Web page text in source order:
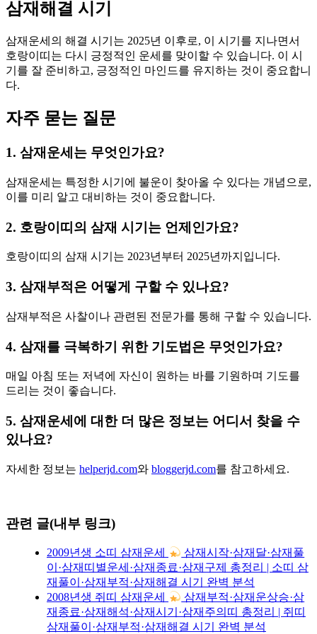
삼재해결 시기
삼재운세의 해결 시기는 2025년 이후로, 이 시기를 지나면서
호랑이띠는 다시 긍정적인 운세를 맞이할 수 있습니다. 이 시
기를 잘 준비하고, 긍정적인 마인드를 유지하는 것이 중요합니
다.
자주 묻는 질문
1. 삼재운세는 무엇인가요?
삼재운세는 특정한 시기에 불운이 찾아올 수 있다는 개념으로,
이를 미리 알고 대비하는 것이 중요합니다.
2. 호랑이띠의 삼재 시기는 언제인가요?
호랑이띠의 삼재 시기는 2023년부터 2025년까지입니다.
3. 삼재부적은 어떻게 구할 수 있나요?
삼재부적은 사찰이나 관련된 전문가를 통해 구할 수 있습니다.
4. 삼재를 극복하기 위한 기도법은 무엇인가요?
매일 아침 또는 저녁에 자신이 원하는 바를 기원하며 기도를
드리는 것이 좋습니다.
5. 삼재운세에 대한 더 많은 정보는 어디서 찾을 수
있나요?
자세한 정보는 helperjd.com와 bloggerjd.com를 참고하세요.
관련 글(내부 링크)
2009년생 소띠 삼재운세
삼재시작·삼재달·삼재풀
이·삼재띠별운세·삼재종료·삼재구제 총정리 | 소띠 삼
재풀이·삼재부적·삼재해결 시기 완벽 분석
2008년생 쥐띠 삼재운세
삼재부적·삼재운상승·삼
재종료·삼재해석·삼재시기·삼재주의띠 총정리 | 쥐띠
삼재풀이·삼재부적·삼재해결 시기 완벽 분석